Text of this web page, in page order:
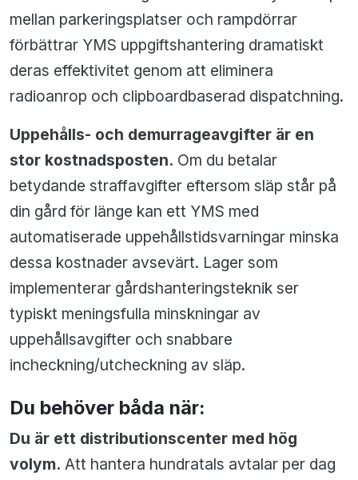
mellan parkeringsplatser och rampdörrar
förbättrar YMS uppgiftshantering dramatiskt
deras effektivitet genom att eliminera
radioanrop och clipboardbaserad dispatchning.
Uppehålls- och demurrageavgifter är en
stor kostnadsposten. Om du betalar
betydande straffavgifter eftersom släp står på
din gård för länge kan ett YMS med
automatiserade uppehållstidsvarningar minska
dessa kostnader avsevärt. Lager som
implementerar gårdshanteringsteknik ser
typiskt meningsfulla minskningar av
uppehållsavgifter och snabbare
incheckning/utcheckning av släp.
Du behöver båda när:
Du är ett distributionscenter med hög
volym. Att hantera hundratals avtalar per dag